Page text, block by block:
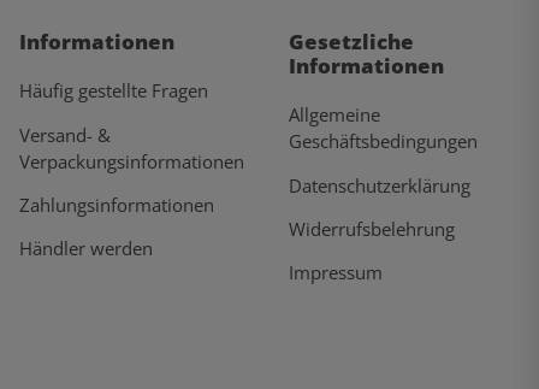
Informationen
Häufig gestellte Fragen
Versand- &
Verpackungsinformationen
Zahlungsinformationen
Händler werden
Gesetzliche
Informationen
Allgemeine
Geschäftsbedingungen
Datenschutzerklärung
Widerrufsbelehrung
Impressum